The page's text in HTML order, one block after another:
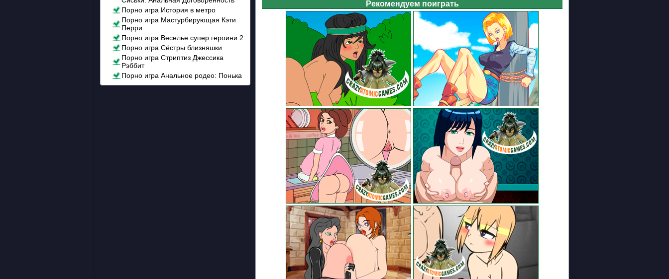
Порно игра История в метро
Порно игра Мастурбирующая Кэти
Перри
Порно игра Веселье супер героини 2
Порно игра Сёстры близняшки
Порно игра Стриптиз Джессика
Рэббит
Порно игра Анальное родео: Понька
Рекомендуем поиграть